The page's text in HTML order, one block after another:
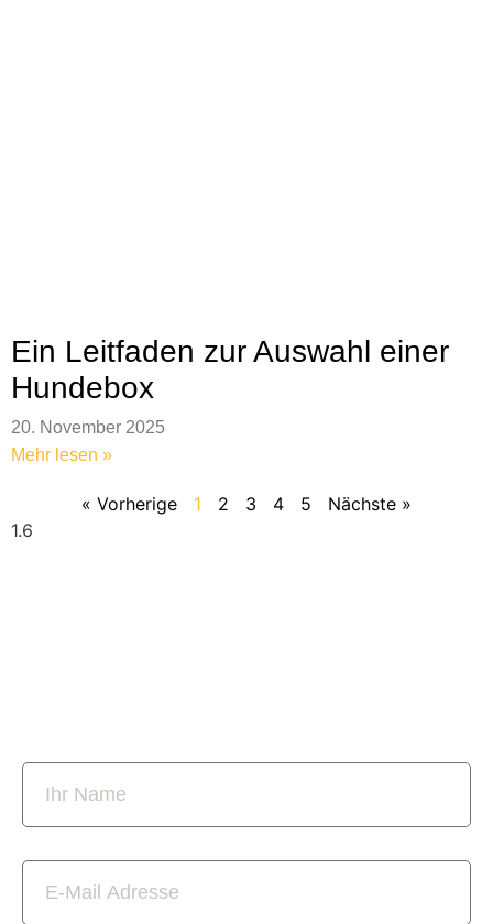
Ein Leitfaden zur Auswahl einer
Hundebox
20. November 2025
Mehr lesen »
« Vorherige 1 2 3 4 5 Nächste »